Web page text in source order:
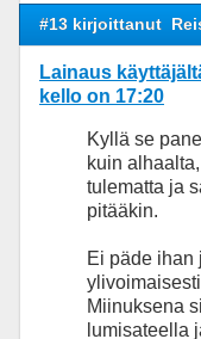
#13 kirjoittanut
Lainaus
kello on 17:20
Kyllä se
kuin
tulematta ja
pitääkin.
Ei päde ihan
Miinuksena
lumisateella